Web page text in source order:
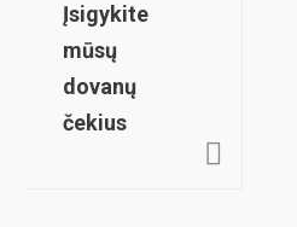
Įsigykite
mūsų
dovanų
čekius